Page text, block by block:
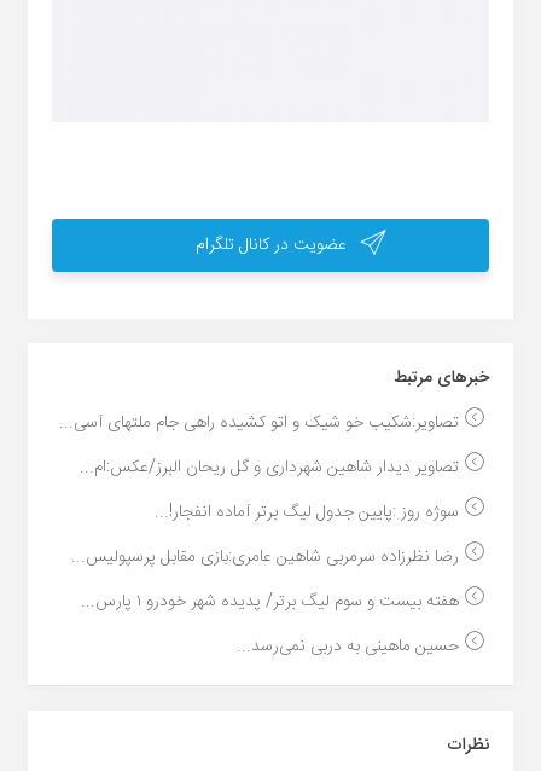
عضویت در کانال تلگرام
خبر‌های مرتبط
تصاویر:شکیب خو شیک و اتو کشیده راهی جام ملتهای آسی...
تصاویر دیدار شاهین شهرداری و گل ریحان البرز/عکس:ام...
سوژه روز :پایین جدول لیگ برتر آماده انفجار!...
رضا نظرزاده سرمربی شاهین عامری:بازی مقابل پرسپولیس...
هفته بیست و سوم لیگ برتر/ پدیده شهر خودرو ۱ پارس...
حسین ماهینی به دربی نمی‌رسد...
نظرات